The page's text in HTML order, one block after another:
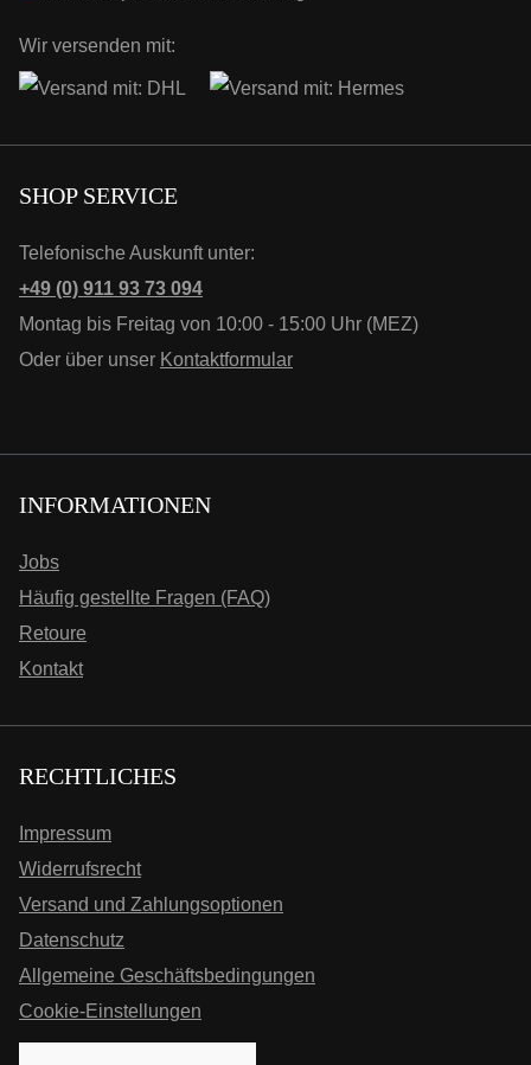
Wir versenden mit:
SHOP SERVICE
Telefonische Auskunft unter:
+49 (0) 911 93 73 094
Montag bis Freitag von 10:00 - 15:00 Uhr (MEZ)
Oder über unser Kontaktformular
INFORMATIONEN
Jobs
Häufig gestellte Fragen (FAQ)
Retoure
Kontakt
RECHTLICHES
Impressum
Widerrufsrecht
Versand und Zahlungsoptionen
Datenschutz
Allgemeine Geschäftsbedingungen
Cookie-Einstellungen